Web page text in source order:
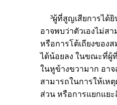
³ผู้ที่สูญเสียการได้
อาจพบว่าตัวเองไม่ส
หรือการโต้เถียงของ
ได้น้อยลง ในขณะที่ผู้
ในหูข้างขวามาก อา
สามารถในการให้เหตุ
ส่วน หรือการแยกแยะ